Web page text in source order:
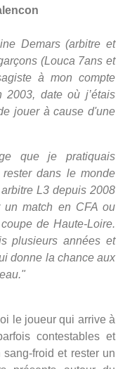
Demars (arbitre et
(Louca 7ans et
à mon compte
date où j’étais
jouer à cause d'une
que je pratiquais
dans le monde
L3 depuis 2008
un match en CFA ou
de Haute-Loire.
plusieurs années et
donne la chance aux
le joueur qui arrive à
contestables et
froid et rester un